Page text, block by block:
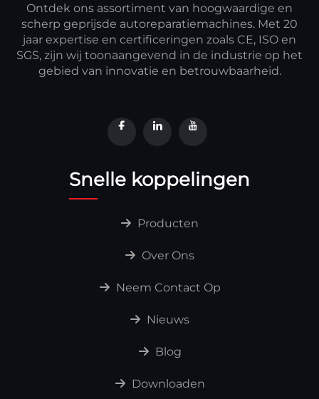
Ontdek ons assortiment van hoogwaardige en
scherp geprijsde autoreparatiemachines. Met 20
jaar expertise en certificeringen zoals CE, ISO en
SGS, zijn wij toonaangevend in de industrie op het
gebied van innovatie en betrouwbaarheid.
Snelle koppelingen
Producten
Over Ons
Neem Contact Op
Nieuws
Blog
Downloaden